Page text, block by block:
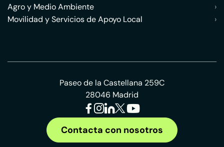
Agro y Medio Ambiente
›
Movilidad y Servicios de Apoyo Local
›
Paseo de la Castellana 259C
28046 Madrid
Contacta con nosotros